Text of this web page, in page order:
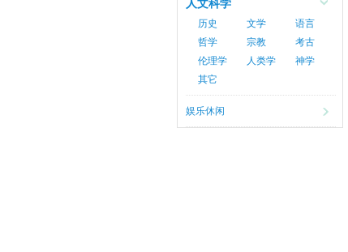
人文科学
历史 文学
语言
哲学
宗教
考古
伦理学
人类学
神学
其它
娱乐休闲